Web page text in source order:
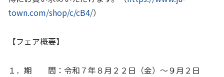
town.com/shop/c/cB4/）
【フェア概要】
１．期 間：令和７年８月２２日（金）～９月２日